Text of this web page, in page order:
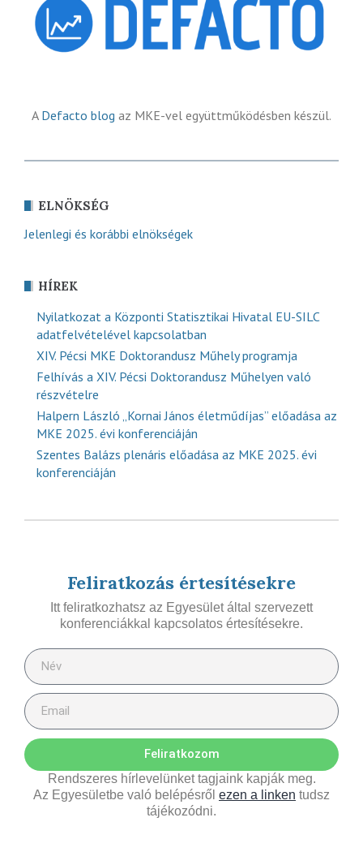
A Defacto blog az MKE-vel együttműködésben készül.
ELNÖKSÉG
Jelenlegi és korábbi elnökségek
HÍREK
Nyilatkozat a Központi Statisztikai Hivatal EU-SILC
adatfelvételével kapcsolatban
XIV. Pécsi MKE Doktorandusz Műhely programja
Felhívás a XIV. Pécsi Doktorandusz Műhelyen való
részvételre
Halpern László „Kornai János életműdíjas” előadása az
MKE 2025. évi konferenciáján
Szentes Balázs plenáris előadása az MKE 2025. évi
konferenciáján
Feliratkozás értesítésekre
Itt feliratkozhatsz az Egyesület által szervezett
konferenciákkal kapcsolatos értesítésekre.
Feliratkozom
Rendszeres hírlevelünket tagjaink kapják meg.
Az Egyesületbe való belépésről ezen a linken tudsz
tájékozódni.